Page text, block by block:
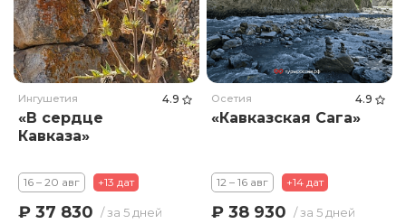
Ингушетия 4.9
«В сердце
Кавказа»
16 – 20 авг +13 дат
₽ 37 830 / за 5 дней
Осетия 4.9
«Кавказская Сага»
12 – 16 авг +14 дат
₽ 38 930 / за 5 дней